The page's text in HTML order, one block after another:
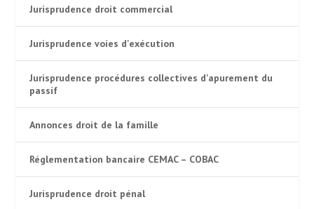
Jurisprudence droit commercial
Jurisprudence voies d'exécution
Jurisprudence procédures collectives d'apurement du
passif
Annonces droit de la famille
Réglementation bancaire CEMAC – COBAC
Jurisprudence droit pénal